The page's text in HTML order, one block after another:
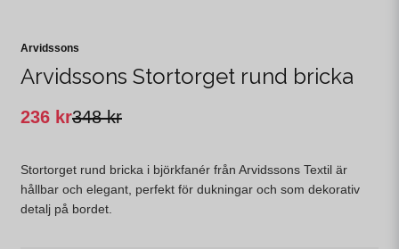
Arvidssons
Arvidssons Stortorget rund bricka
348 kr
236 kr
Stortorget rund bricka i björkfanér från Arvidssons Textil är
hållbar och elegant, perfekt för dukningar och som dekorativ
detalj på bordet.